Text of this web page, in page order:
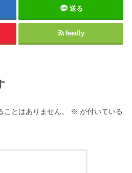
送る
feedly
とはありません。 ※ が付いている